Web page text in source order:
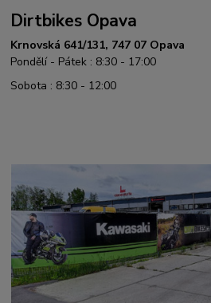
Dirtbikes Opava
Krnovská 641/131, 747 07 Opava
Pondělí - Pátek : 8:30 - 17:00
Sobota : 8:30 - 12:00